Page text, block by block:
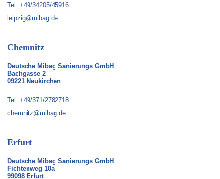
Tel.:+49/34205/45916
leipzig@mibag.de
Chemnitz
Deutsche Mibag Sanierungs GmbH
Bachgasse 2
09221 Neukirchen
Tel.:+49/371/2782718
chemnitz@mibag.de
Erfurt
Deutsche Mibag Sanierungs GmbH
Fichtenweg 10a
99098 Erfurt